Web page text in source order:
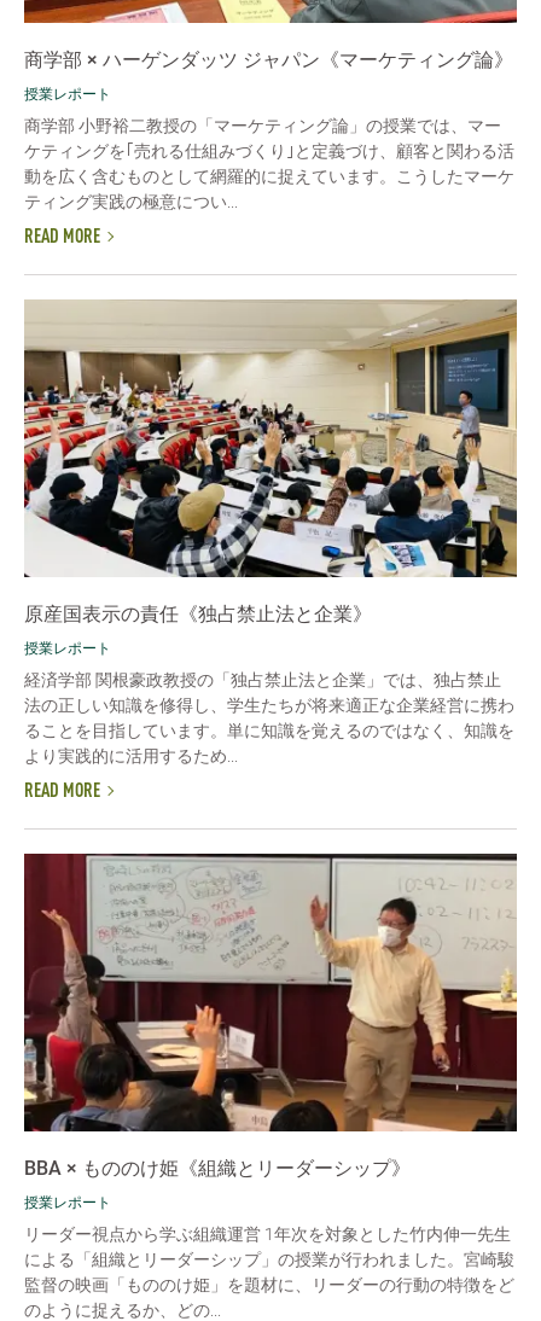
商学部 × ハーゲンダッツ ジャパン《マーケティング論》
授業レポート
商学部 小野裕二教授の「マーケティング論」の授業では、マー
ケティングを｢売れる仕組みづくり｣と定義づけ、顧客と関わる活
動を広く含むものとして網羅的に捉えています。こうしたマーケ
ティング実践の極意につい...
READ MORE
原産国表示の責任《独占禁止法と企業》
授業レポート
経済学部 関根豪政教授の「独占禁止法と企業」では、独占禁止
法の正しい知識を修得し、学生たちが将来適正な企業経営に携わ
ることを目指しています。単に知識を覚えるのではなく、知識を
より実践的に活用するため...
READ MORE
BBA × もののけ姫《組織とリーダーシップ》
授業レポート
リーダー視点から学ぶ組織運営 1年次を対象とした竹内伸一先生
による「組織とリーダーシップ」の授業が行われました。宮崎駿
監督の映画「もののけ姫」を題材に、リーダーの行動の特徴をど
のように捉えるか、どの...